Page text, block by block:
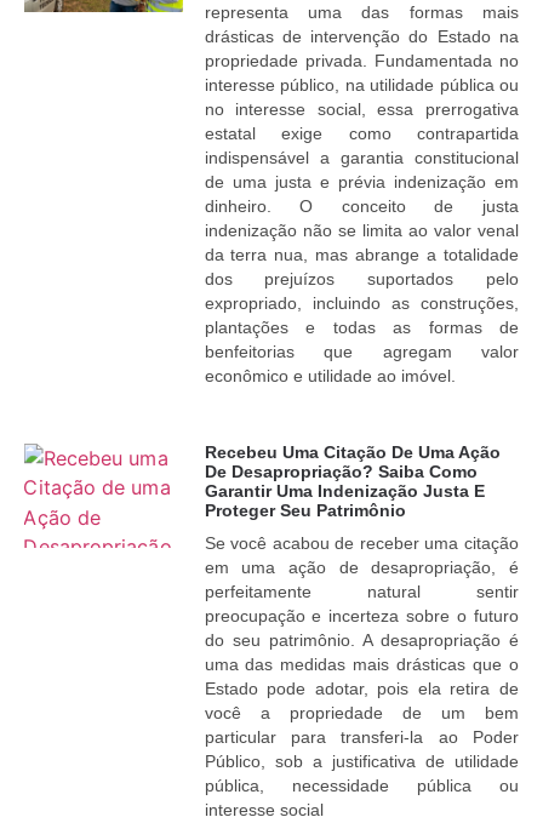
representa uma das formas mais
drásticas de intervenção do Estado na
propriedade privada. Fundamentada no
interesse público, na utilidade pública ou
no interesse social, essa prerrogativa
estatal exige como contrapartida
indispensável a garantia constitucional
de uma justa e prévia indenização em
dinheiro. O conceito de justa
indenização não se limita ao valor venal
da terra nua, mas abrange a totalidade
dos prejuízos suportados pelo
expropriado, incluindo as construções,
plantações e todas as formas de
benfeitorias que agregam valor
econômico e utilidade ao imóvel.
Recebeu Uma Citação De Uma Ação
De Desapropriação? Saiba Como
Garantir Uma Indenização Justa E
Proteger Seu Patrimônio
Se você acabou de receber uma citação
em uma ação de desapropriação, é
perfeitamente natural sentir
preocupação e incerteza sobre o futuro
do seu patrimônio. A desapropriação é
uma das medidas mais drásticas que o
Estado pode adotar, pois ela retira de
você a propriedade de um bem
particular para transferi-la ao Poder
Público, sob a justificativa de utilidade
pública, necessidade pública ou
interesse social